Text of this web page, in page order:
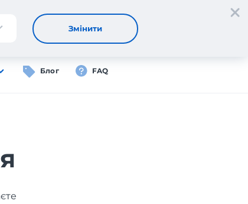
Вхід
Блог FAQ
Змінити